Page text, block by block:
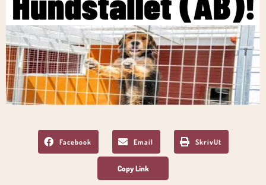
Facebook Email SkrivUt